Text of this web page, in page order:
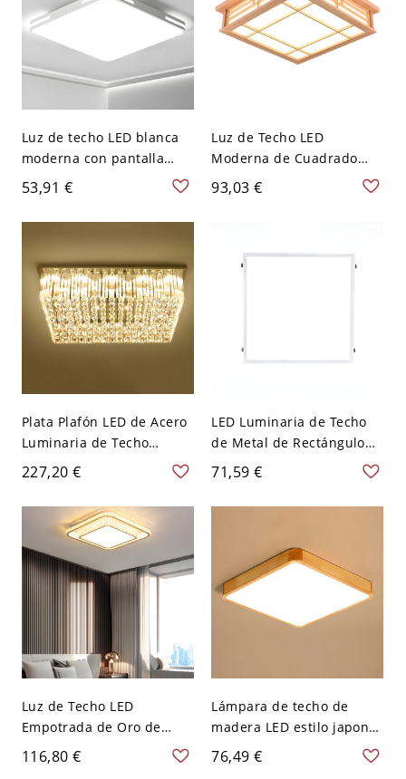
Luz de techo LED blanca
moderna con pantalla
acrílica para un ambiente
hogareño brillante - 110 A
120 V 40,64 cm Cuadro
53,91 €
Luz de Techo LED
Moderna de Cuadrado
Luminaria de Techo de
Madera en Beige para
93,03 €
Plata Plafón LED de Acero
Luminaria de Techo
Moderna de Rectángulo
Adorno con Cristal - Plata
110 A 120 V 50,8 cm
Blanco
227,20 €
LED Luminaria de Techo
de Metal de Rectángulo
Luz de Techo Simplista
para Oficina - Blanco 110
A 120 V 30,48 cm Luz
71,59 €
Luz de Techo LED
Empotrada de Oro de
Lujo, Luminaria Regulable
de Acrílico con Borde
116,80 €
Lámpara de techo de
madera LED estilo japonés
para dormitorio - 110 A
120 V Cuadro 30,48 cm
76,49 €